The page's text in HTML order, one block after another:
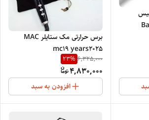
برس حرارتی مک ستایلر MAC
mc19 years2025
6,325,000
23%
4,830,000
افزودن به سبد